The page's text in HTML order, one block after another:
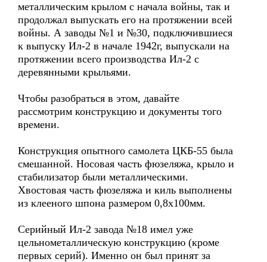
металлическим крылом с начала войны, так и
продолжал выпускать его на протяжении всей
войны. А заводы №1 и №30, подключившиеся
к выпуску Ил-2 в начале 1942г, выпускали на
протяжении всего производства Ил-2 с
деревянными крыльями.
Чтобы разобраться в этом, давайте
рассмотрим конструкцию и документы того
времени.
Конструкция опытного самолета ЦКБ-55 была
смешанной. Носовая часть фюзеляжа, крыло и
стабилизатор были металлическими.
Хвостовая часть фюзеляжа и киль выполнены
из клееного шпона размером 0,8х100мм.
Серийный Ил-2 завода №18 имел уже
цельнометаллическую конструкцию (кроме
первых серий). Именно он был принят за